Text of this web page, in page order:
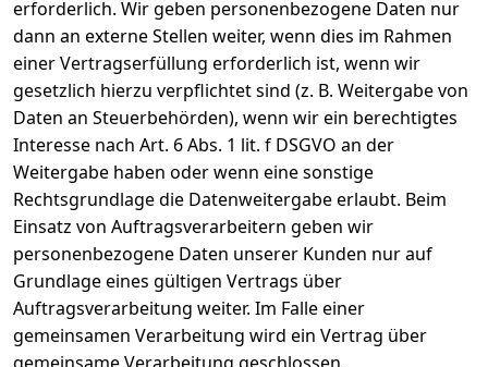
erforderlich. Wir geben personenbezogene Daten nur
dann an externe Stellen weiter, wenn dies im Rahmen
einer Vertragserfüllung erforderlich ist, wenn wir
gesetzlich hierzu verpflichtet sind (z. B. Weitergabe von
Daten an Steuerbehörden), wenn wir ein berechtigtes
Interesse nach Art. 6 Abs. 1 lit. f DSGVO an der
Weitergabe haben oder wenn eine sonstige
Rechtsgrundlage die Datenweitergabe erlaubt. Beim
Einsatz von Auftragsverarbeitern geben wir
personenbezogene Daten unserer Kunden nur auf
Grundlage eines gültigen Vertrags über
Auftragsverarbeitung weiter. Im Falle einer
gemeinsamen Verarbeitung wird ein Vertrag über